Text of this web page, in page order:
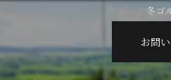
冬ゴ
お問